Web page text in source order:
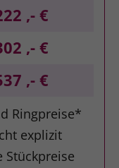
,- €
,- €
,- €
Ringpreise*
explizit
Stückpreise